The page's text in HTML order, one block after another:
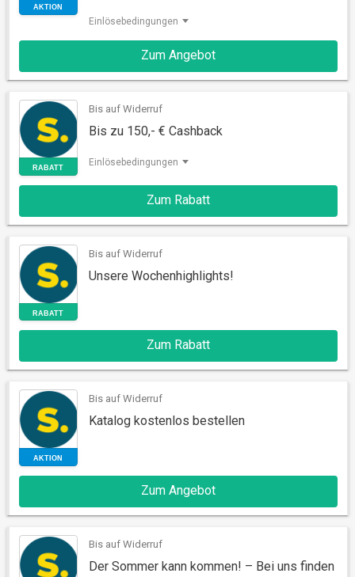
AKTION
Einlösebedingungen
Zum Angebot
RABATT
Bis auf Widerruf
Bis zu 150,- € Cashback
Einlösebedingungen
Zum Rabatt
RABATT
Bis auf Widerruf
Unsere Wochenhighlights!
Zum Rabatt
Bis auf Widerruf
Katalog kostenlos bestellen
Zum Angebot
Bis auf Widerruf
Der Sommer kann kommen! – Bei uns finden